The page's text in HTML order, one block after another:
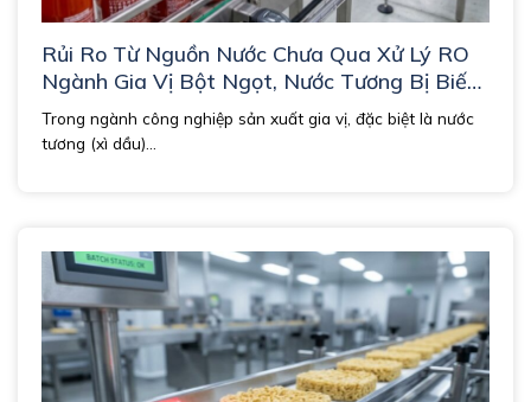
Rủi Ro Từ Nguồn Nước Chưa Qua Xử Lý RO
Ngành Gia Vị Bột Ngọt, Nước Tương Bị Biến
Màu Và Biến Vị.
Trong ngành công nghiệp sản xuất gia vị, đặc biệt là nước
tương (xì dầu)...